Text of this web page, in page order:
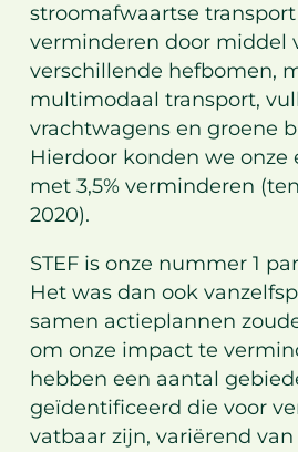
stroomafwaartse
verminderen door middel
verschillende hefbomen,
multimodaal transport,
vrachtwagens en groene
Hierdoor konden we onze
met 3,5% verminderen
2020).
STEF is onze nummer 1
Het was dan ook
samen actieplannen
om onze impact te
hebben een aantal
geïdentificeerd die voor
vatbaar zijn, variërend van